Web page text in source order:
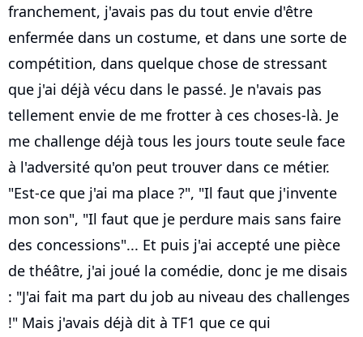
franchement, j'avais pas du tout envie d'être
enfermée dans un costume, et dans une sorte de
compétition, dans quelque chose de stressant
que j'ai déjà vécu dans le passé. Je n'avais pas
tellement envie de me frotter à ces choses-là. Je
me challenge déjà tous les jours toute seule face
à l'adversité qu'on peut trouver dans ce métier.
"Est-ce que j'ai ma place ?", "Il faut que j'invente
mon son", "Il faut que je perdure mais sans faire
des concessions"... Et puis j'ai accepté une pièce
de théâtre, j'ai joué la comédie, donc je me disais
: "J'ai fait ma part du job au niveau des challenges
!" Mais j'avais déjà dit à TF1 que ce qui